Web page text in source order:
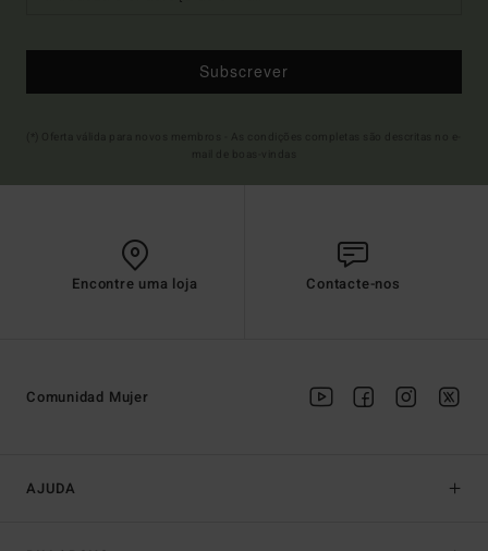
Subscrever
Encontre uma loja Contacte-nos
AJUDA
Comunidad Mujer